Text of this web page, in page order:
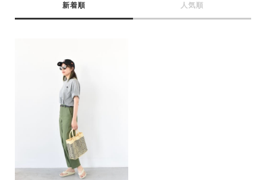
新着順 人気順